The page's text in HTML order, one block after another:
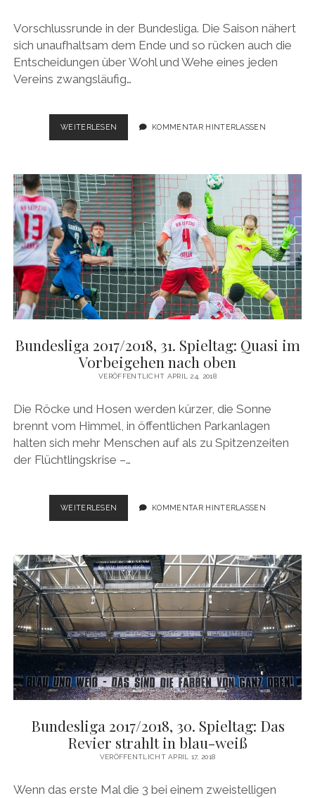
Vorschlussrunde in der Bundesliga. Die Saison nähert
sich unaufhaltsam dem Ende und so rücken auch die
Entscheidungen über Wohl und Wehe eines jeden
Vereins zwangsläufig…
WEITERLESEN BUNDESLIGA
2017/2018,
TORE,
TRÄNEN
UND
TRIUMPHE
KOMMENTAR HINTERLASSEN
Bundesliga 2017/2018, 31. Spieltag: Quasi im
Vorbeigehen nach oben
VERÖFFENTLICHT APRIL 24, 2018
Die Röcke und Hosen werden kürzer, die Sonne
brennt vom Himmel, in öffentlichen Parkanlagen
halten sich mehr Menschen auf als zu Spitzenzeiten
der Flüchtlingskrise –…
WEITERLESEN
BUNDESLIGA
2017/2018,
QUASI
IM
VORBEIGEHEN
NACH
OBEN
KOMMENTAR HINTERLASSEN
Bundesliga 2017/2018, 30. Spieltag: Das
Revier strahlt in blau-weiß
VERÖFFENTLICHT APRIL 17, 2018
Wenn das erste Mal die 3 bei einem zweistelligen